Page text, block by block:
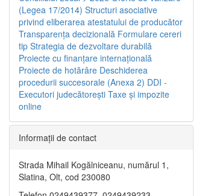
(Legea 17/2014) Structuri asociative
privind eliberarea atestatului de producător
Transparenţa decizională Formulare cereri
tip Strategia de dezvoltare durabilă
Proiecte cu finanţare internaţională
Proiecte de hotărâre Deschiderea
procedurii succesorale (Anexa 2) DDI -
Executori judecătorești Taxe şi impozite
online
Informaţii de contact
Strada Mihail Kogălniceanu, numărul 1,
Slatina, Olt, cod 230080